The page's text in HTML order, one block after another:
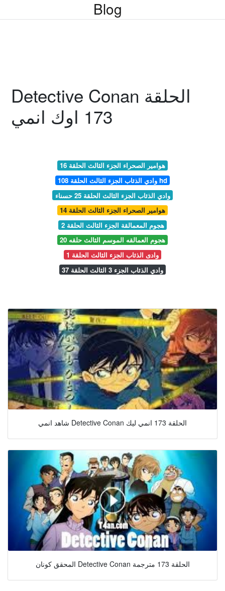
Blog
Detective Conan الحلقة
173 اوك انمي
هوامير الصحراء الجزء الثالث الحلقة 16
وادي الذئاب الجزء الثالث الحلقة 108 hd
وادي الذئاب الجزء الثالث الحلقة 25 حسناء
هوامير الصحراء الجزء الثالث الحلقة 14
هجوم المعمالقة الجزء الثالث الحلقة 2
هجوم العمالقه الموسم الثالث حلقه 20
وادى الذئاب الجزء الثالث الحلقة 1
وادي الذئاب الجزء 3 الثالث الحلقة 37
شاهد انمي Detective Conan الحلقة 173 انمي ليك
المحقق كونان Detective Conan الحلقة 173 مترجمة